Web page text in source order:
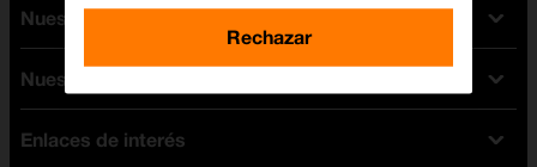
Nuestras tarifas
Tarifas Orange
Tarifas fibra y móvil
Tarifas móviles
Nuestros dispositivos
Ofertas en móviles
Enlaces de interés
Rechazar